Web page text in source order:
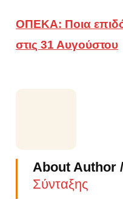
ΟΠΕΚΑ: Ποια
στις 31 Αυγούστου
About Author /
Σύνταξης